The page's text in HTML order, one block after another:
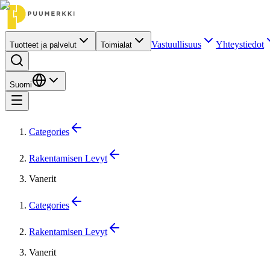
Tuotteet ja palvelut Toimialat Vastuullisuus Yhteystiedot
Suomi
Categories
Rakentamisen Levyt
Vanerit
Categories
Rakentamisen Levyt
Vanerit